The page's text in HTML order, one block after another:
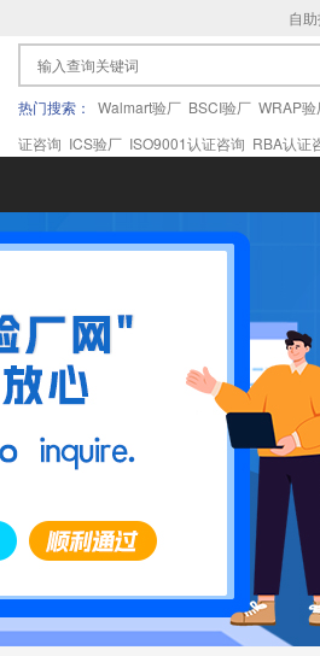
自
热门搜索： Walmart验厂 BSCI验厂 WRAP验
证咨询 ICS验厂 ISO9001认证咨询 RBA认证